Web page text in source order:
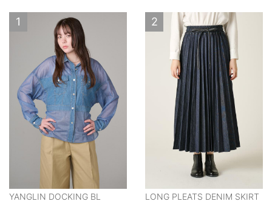
1
YANGLIN DOCKING BL
2
LONG PLEATS DENIM SKIRT